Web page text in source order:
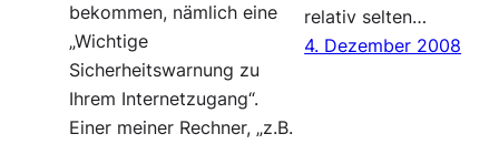
bekommen, nämlich eine
„Wichtige
Sicherheitswarnung zu
Ihrem Internetzugang“.
Einer meiner Rechner, „z.B.
relativ selten…
4. Dezember 2008